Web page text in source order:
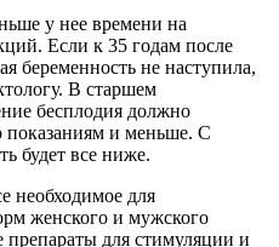
у нее времени на
Если к 35 годам после
беременность не наступила,
В старшем
бесплодия должно
показаниям и меньше. С
будет все ниже.
необходимое для
женского и мужского
для стимуляции и